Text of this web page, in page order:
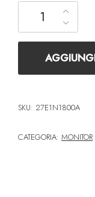
Philips 27"
SKU: 27E1N1800A
CATEGORIA: MONITOR